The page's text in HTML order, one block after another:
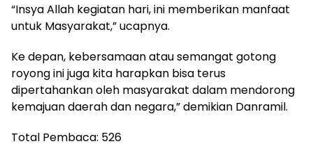
“Insya Allah kegiatan hari, ini memberikan manfaat
untuk Masyarakat,” ucapnya.
Ke depan, kebersamaan atau semangat gotong
royong ini juga kita harapkan bisa terus
dipertahankan oleh masyarakat dalam mendorong
kemajuan daerah dan negara,” demikian Danramil.
Total Pembaca: 526